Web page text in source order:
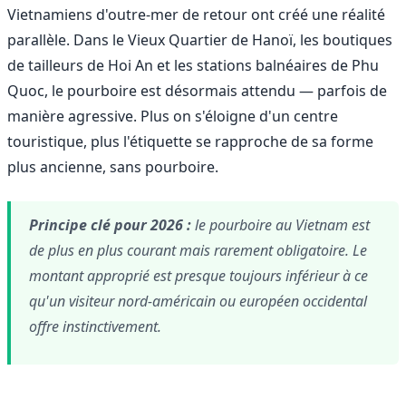
Vietnamiens d'outre-mer de retour ont créé une réalité
parallèle. Dans le Vieux Quartier de Hanoï, les boutiques
de tailleurs de Hoi An et les stations balnéaires de Phu
Quoc, le pourboire est désormais attendu — parfois de
manière agressive. Plus on s'éloigne d'un centre
touristique, plus l'étiquette se rapproche de sa forme
plus ancienne, sans pourboire.
Principe clé pour 2026 :le pourboire au Vietnam est
de plus en plus courant mais rarement obligatoire. Le
montant approprié est presque toujours inférieur à ce
qu'un visiteur nord-américain ou européen occidental
offre instinctivement.